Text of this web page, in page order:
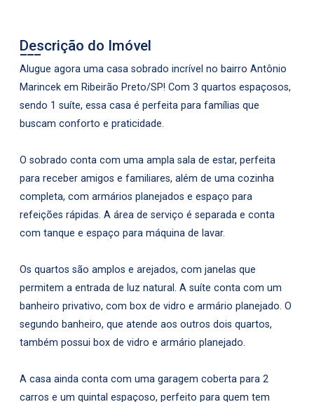
Descrição do Imóvel
Alugue agora uma casa sobrado incrível no bairro Antônio
Marincek em Ribeirão Preto/SP! Com 3 quartos espaçosos,
sendo 1 suíte, essa casa é perfeita para famílias que
buscam conforto e praticidade.
O sobrado conta com uma ampla sala de estar, perfeita
para receber amigos e familiares, além de uma cozinha
completa, com armários planejados e espaço para
refeições rápidas. A área de serviço é separada e conta
com tanque e espaço para máquina de lavar.
Os quartos são amplos e arejados, com janelas que
permitem a entrada de luz natural. A suíte conta com um
banheiro privativo, com box de vidro e armário planejado. O
segundo banheiro, que atende aos outros dois quartos,
também possui box de vidro e armário planejado.
A casa ainda conta com uma garagem coberta para 2
carros e um quintal espaçoso, perfeito para quem tem